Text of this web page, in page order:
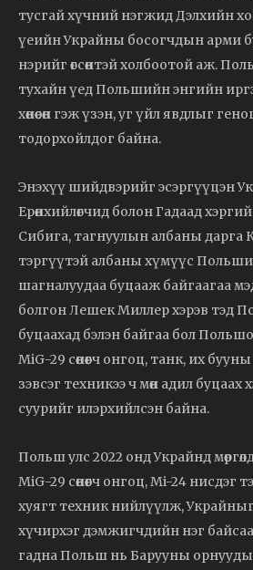
тусгай хүчний нэгжид Дэлхийн
үеийн Украйны босогчдын арми
нэрийг өгсөнтэй холбоотой аж.
тухайн үед Польшийн энгийн
хөнөөсөн гэж үзэн, уг үйл явдлыг
тодорхойлдог байна.
Энэхүү шийдвэрийг эсэргүүцэн
Ерөнхийлөгчид болон Гадаад
Сибига, тагнуулын албаны дарга
тэргүүтэй албаны хүмүүс
шагналуудаа буцааж байгаагаа
болгон Лешек Миллер хэрэв тэд
буцаахад бэлэн байгаа бол
MiG-29 сөнөөгч онгоц, танк, их
зэвсэг техникээ ч мөн адил буцаах
суурийг илэрхийлсэн байна.
Польш улс 2022 онд Украйнд
MiG-29 сөнөөгч онгоц, Mi-24 нисдэг
хуягт техник нийлүүлж,
хүчирхэг дэмжигчдийн нэг
гадна Польш нь Барууны